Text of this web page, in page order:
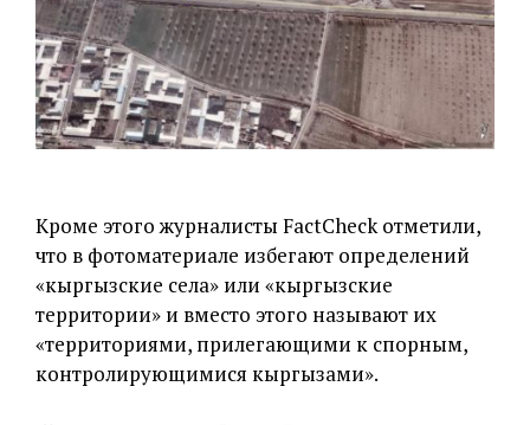
Кроме этого журналисты FactCheck отметили,
что в фотоматериале избегают определений
«кыргызские села» или «кыргызские
территории» и вместо этого называют их
«территориями, прилегающими к спорным,
контролирующимися кыргызами».